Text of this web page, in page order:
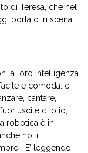
di Teresa, che nel
portato in scena
la loro intelligenza
e comoda: ci
cantare,
di olio,
robotica è in
noi il
E’ leggendo